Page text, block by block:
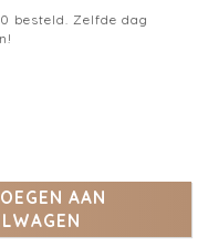
besteld. Zelfde dag
AAN